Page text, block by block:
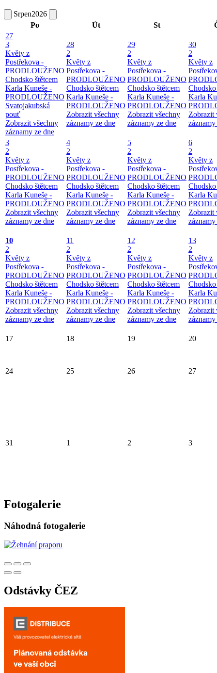
Srpen2026
Po
Út St
27
3
Květy z
Postřekova -
PRODLOUŽENO
Chodsko štětcem
Karla Kuneše -
PRODLOUŽENO
Svatojakubská
pouť
Zobrazit všechny
záznamy ze dne
28
2
Květy z
Postřekova -
PRODLOUŽENO
Chodsko štětcem
Karla Kuneše -
PRODLOUŽENO
Zobrazit všechny
záznamy ze dne
29
2
Květy z
Postřekova -
PRODLOUŽENO
Chodsko štětcem
Karla Kuneše -
PRODLOUŽENO
Zobrazit všechny
záznamy ze dne
30
2
Květy z
Chodsko
Karla
Zobrazit
3
2
Květy z
Postřekova -
PRODLOUŽENO
Chodsko štětcem
Karla Kuneše -
PRODLOUŽENO
Zobrazit všechny
záznamy ze dne
4
2
Květy z
Postřekova -
PRODLOUŽENO
Chodsko štětcem
Karla Kuneše -
PRODLOUŽENO
Zobrazit všechny
záznamy ze dne
5
2
Květy z
Postřekova -
PRODLOUŽENO
Chodsko štětcem
Karla Kuneše -
PRODLOUŽENO
Zobrazit všechny
záznamy ze dne
6
2
Květy z
Chodsko
Karla
Zobrazit
10
2
Květy z
Postřekova -
PRODLOUŽENO
Chodsko štětcem
Karla Kuneše -
PRODLOUŽENO
Zobrazit všechny
záznamy ze dne
11
2
Květy z
Postřekova -
PRODLOUŽENO
Chodsko štětcem
Karla Kuneše -
PRODLOUŽENO
Zobrazit všechny
záznamy ze dne
12
2
Květy z
Postřekova -
PRODLOUŽENO
Chodsko štětcem
Karla Kuneše -
PRODLOUŽENO
Zobrazit všechny
záznamy ze dne
13
2
Květy z
Chodsko
Karla
Zobrazit
17 18 19 20
24 25 26 27
31 1 2 3
Fotogalerie
Náhodná fotogalerie
Odstávky ČEZ